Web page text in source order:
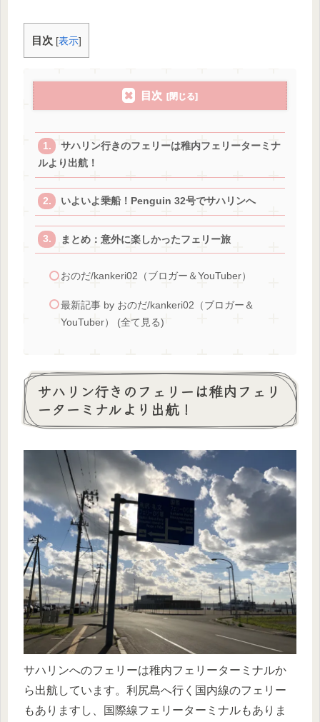
目次 [表示]
目次
サハリン行きのフェリーは稚内フェリーターミナ
ルより出航！
いよいよ乗船！Penguin 32号でサハリンへ
まとめ：意外に楽しかったフェリー旅
おのだ/kankeri02（ブロガー＆YouTuber）
最新記事 by おのだ/kankeri02（ブロガー＆
YouTuber） (全て見る)
サハリン行きのフェリーは稚内フェリ
ーターミナルより出航！
サハリンへのフェリーは稚内フェリーターミナルか
ら出航しています。利尻島へ行く国内線のフェリー
もありますし、国際線フェリーターミナルもありま